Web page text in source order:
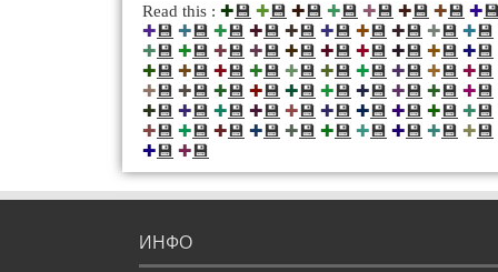
Read this : ✚💾 ✚💾 ✚💾 ✚💾 ✚💾 ✚💾 ✚💾 ✚
✚💾 ✚💾 ✚💾 ✚💾 ✚💾 ✚💾 ✚💾 ✚💾 ✚💾 ✚💾
✚💾 ✚💾 ✚💾 ✚💾 ✚💾 ✚💾 ✚💾 ✚💾 ✚💾 ✚💾
✚💾 ✚💾 ✚💾 ✚💾 ✚💾 ✚💾 ✚💾 ✚💾 ✚💾 ✚💾
✚💾 ✚💾 ✚💾 ✚💾 ✚💾 ✚💾 ✚💾 ✚💾 ✚💾 ✚💾
✚💾 ✚💾 ✚💾 ✚💾 ✚💾 ✚💾 ✚💾 ✚💾 ✚💾 ✚💾
✚💾 ✚💾 ✚💾 ✚💾 ✚💾 ✚💾 ✚💾 ✚💾 ✚💾 ✚💾
✚💾 ✚💾
ИНФО